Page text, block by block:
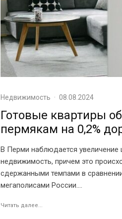
Недвижимость · 08.08.2024
Готовые квартиры
пермякам на 0,2%
В Перми наблюдается увеличение
недвижимость, причем это
сдержанными темпами в
мегаполисами России....
Читать далее...